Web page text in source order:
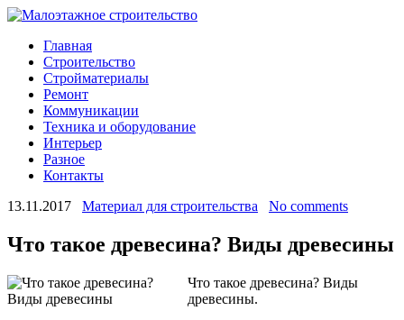
Главная
Строительство
Стройматериалы
Ремонт
Коммуникации
Техника и оборудование
Интерьер
Разное
Контакты
13.11.2017
Материал для строительства No comments
Что такое древесина? Виды древесины
Что такое древесина? Виды
древесины.